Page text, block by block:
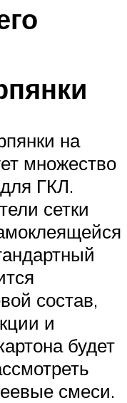
на
множество
ГКЛ.
сетки
состав,
и
будет
смеси.